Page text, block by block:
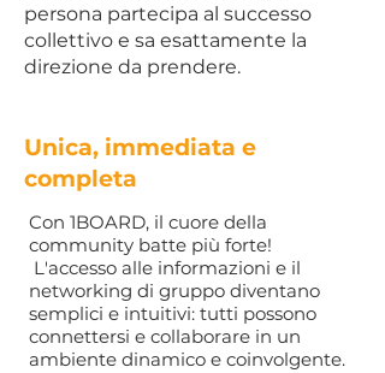
persona partecipa al successo
collettivo e sa esattamente la
direzione da prendere.
Unica, immediata e
completa
Con 1BOARD, il cuore della
community batte più forte!
L'accesso alle informazioni e il
networking di gruppo diventano
semplici e intuitivi: tutti possono
connettersi e collaborare in un
ambiente dinamico e coinvolgente.